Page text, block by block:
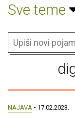
Sve teme
NAJAVA • 17.02.2023.